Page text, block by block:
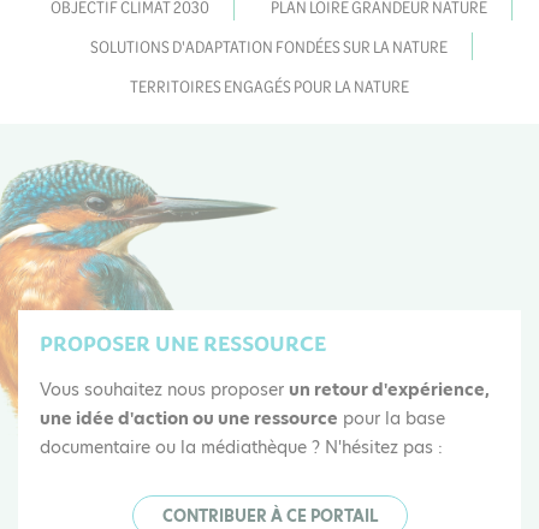
OBJECTIF CLIMAT 2030
PLAN LOIRE GRANDEUR NATURE
SOLUTIONS D'ADAPTATION FONDÉES SUR LA NATURE
TERRITOIRES ENGAGÉS POUR LA NATURE
PROPOSER UNE RESSOURCE
Vous souhaitez nous proposer un retour d'expérience,
une idée d'action ou une ressource pour la base
documentaire ou la médiathèque ? N'hésitez pas :
CONTRIBUER À CE PORTAIL